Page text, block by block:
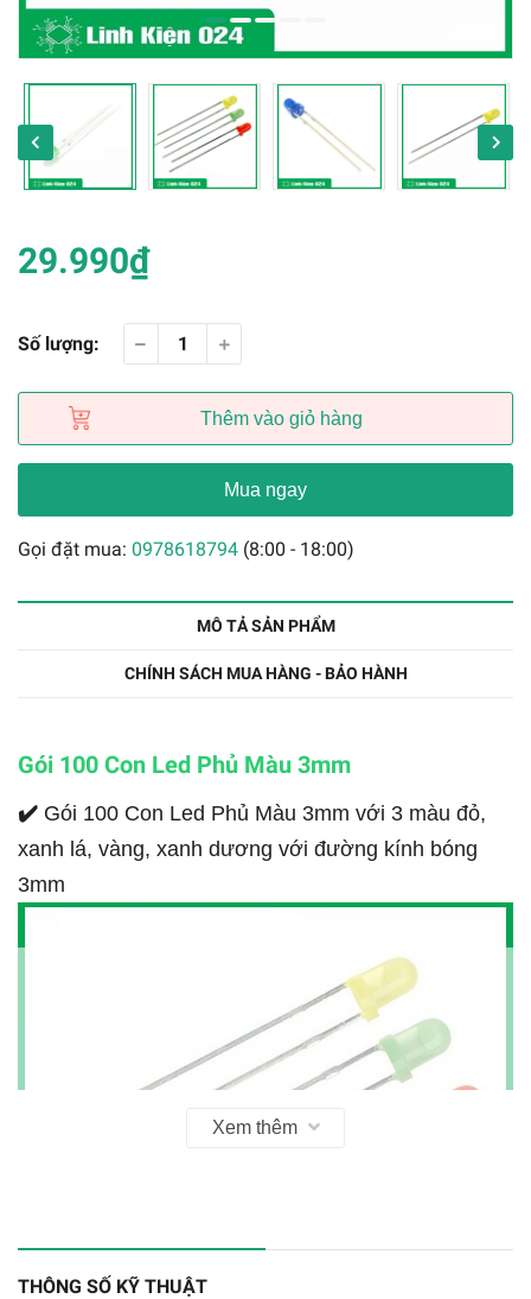
29.990₫
Số lượng:
Thêm vào giỏ hàng
Mua ngay
Gọi đặt mua: 0978618794 (8:00 - 18:00)
MÔ TẢ SẢN PHẨM
CHÍNH SÁCH MUA HÀNG - BẢO HÀNH
Gói 100 Con Led Phủ Màu 3mm
✔️ Gói 100 Con Led Phủ Màu 3mm với 3 màu đỏ,
xanh lá, vàng, xanh dương với đường kính bóng
3mm
Xem thêm
THÔNG SỐ KỸ THUẬT